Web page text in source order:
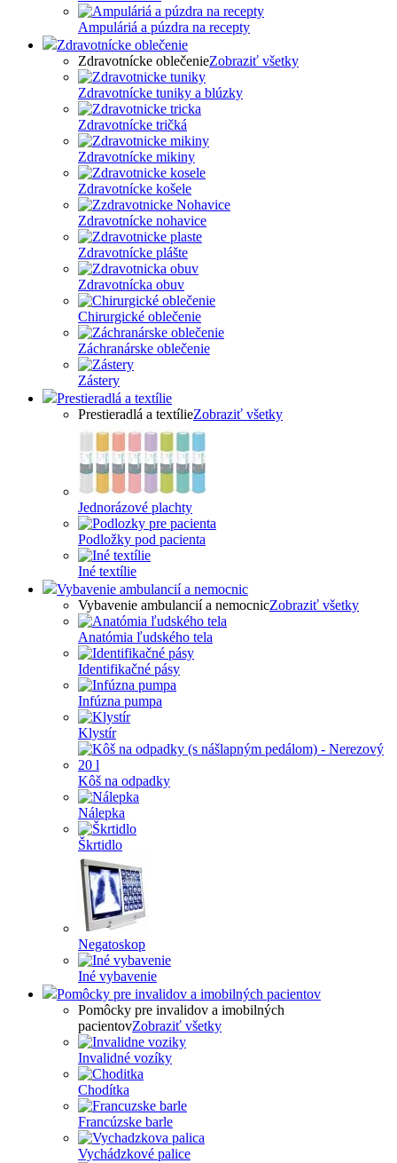
Ampuláriá a púzdra na recepty
Zdravotnícke oblečenie
Zdravotnícke oblečenieZobraziť všetky
Zdravotnícke tuniky a blúzky
Zdravotnícke tričká
Zdravotnícke mikiny
Zdravotnícke košele
Zdravotnícke nohavice
Zdravotnícke plášte
Zdravotnícka obuv
Chirurgické oblečenie
Záchranárske oblečenie
Zástery
Prestieradlá a textílie
Prestieradlá a textílieZobraziť všetky
Jednorázové plachty
Podložky pod pacienta
Iné textílie
Vybavenie ambulancií a nemocnic
Vybavenie ambulancií a nemocnicZobraziť všetky
Anatómia ľudského tela
Identifikačné pásy
Infúzna pumpa
Klystír
Kôš na odpadky
Nálepka
Škrtidlo
Negatoskop
Iné vybavenie
Pomôcky pre invalidov a imobilných pacientov
Pomôcky pre invalidov a imobilných
pacientovZobraziť všetky
Invalidné vozíky
Chodítka
Francúzske barle
Vychádzkové palice